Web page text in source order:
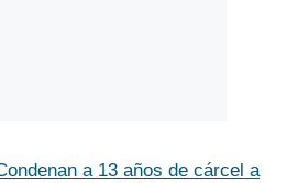
a 13 años de cárcel a